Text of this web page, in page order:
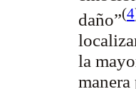
daño”(4
la